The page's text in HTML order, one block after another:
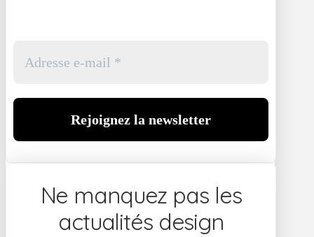
Ne manquez pas les
actualités design